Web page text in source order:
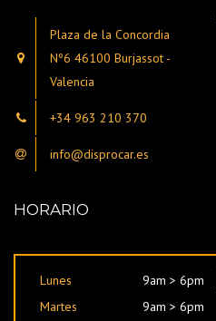
Plaza de la Concordia
Nº6 46100 Burjassot -
Valencia
+34 963 210 370
info@disprocar.es
HORARIO
Lunes
9am > 6pm
Martes
9am > 6pm